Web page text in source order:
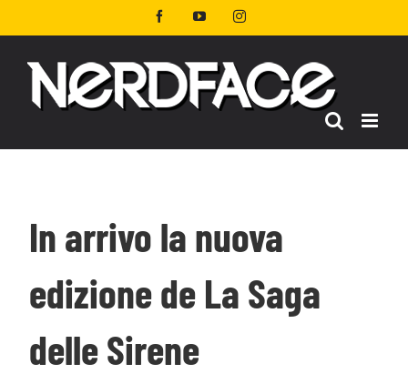
al
FacebookYouTubeInstagram
In arrivo la nuova
edizione de La Saga
delle Sirene